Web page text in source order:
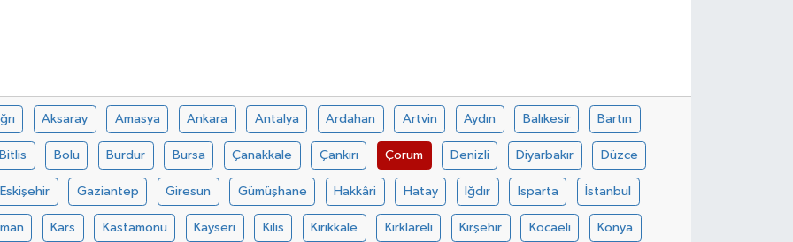
Aksaray Amasya Ankara Antalya Ardahan Artvin Aydın Balıkesir Bartın
Bitlis Bolu Burdur Bursa Çanakkale Çankırı Çorum Denizli Diyarbakır Düzce
Eskişehir Gaziantep Giresun Gümüşhane Hakkâri Hatay Iğdır Isparta İstanbul
Kars Kastamonu Kayseri Kilis Kırıkkale Kırklareli Kırşehir Kocaeli Konya